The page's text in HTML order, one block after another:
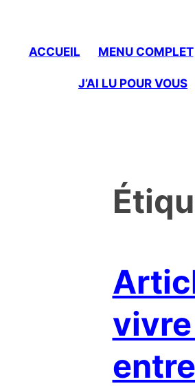
ACCUEIL MENU COMPLET
J’AI LU POUR VOUS